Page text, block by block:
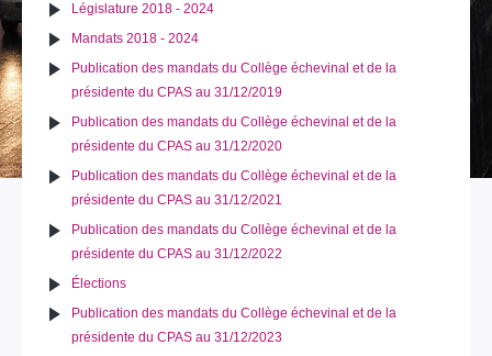
Législature 2018 - 2024
Mandats 2018 - 2024
Publication des mandats du Collège échevinal et de la
présidente du CPAS au 31/12/2019
Publication des mandats du Collège échevinal et de la
présidente du CPAS au 31/12/2020
Publication des mandats du Collège échevinal et de la
présidente du CPAS au 31/12/2021
Publication des mandats du Collège échevinal et de la
présidente du CPAS au 31/12/2022
Élections
Publication des mandats du Collège échevinal et de la
présidente du CPAS au 31/12/2023